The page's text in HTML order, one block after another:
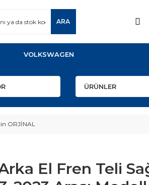
ARA
VOLKSWAGEN
ORJİNAL
El Fren Teli